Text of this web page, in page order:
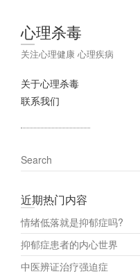
心理杀毒
关注心理健康 心理疾病
关于心理杀毒
联系我们
S
e
r
c
h
近期热门内容
情绪低落就是抑郁症吗?
抑郁症患者的内心世界
中医辨证治疗强迫症